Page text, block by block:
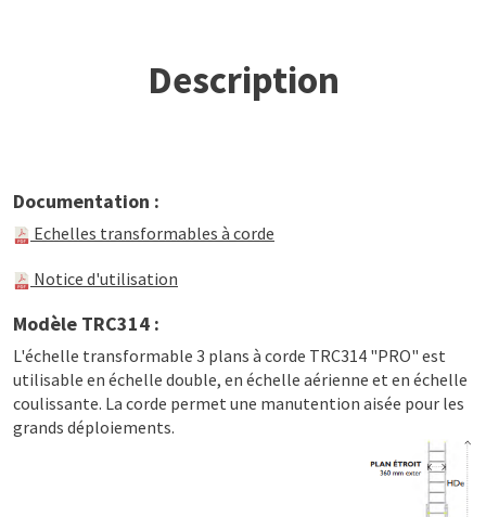
Description
Documentation :
Echelles transformables à corde
Notice d'utilisation
Modèle TRC314 :
L'échelle transformable 3 plans à corde TRC314 "PRO" est
utilisable en échelle double, en échelle aérienne et en échelle
coulissante. La corde permet une manutention aisée pour les
grands déploiements.